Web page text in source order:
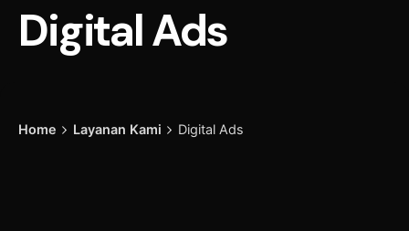
Digital Ads
Home Layanan Kami Digital Ads